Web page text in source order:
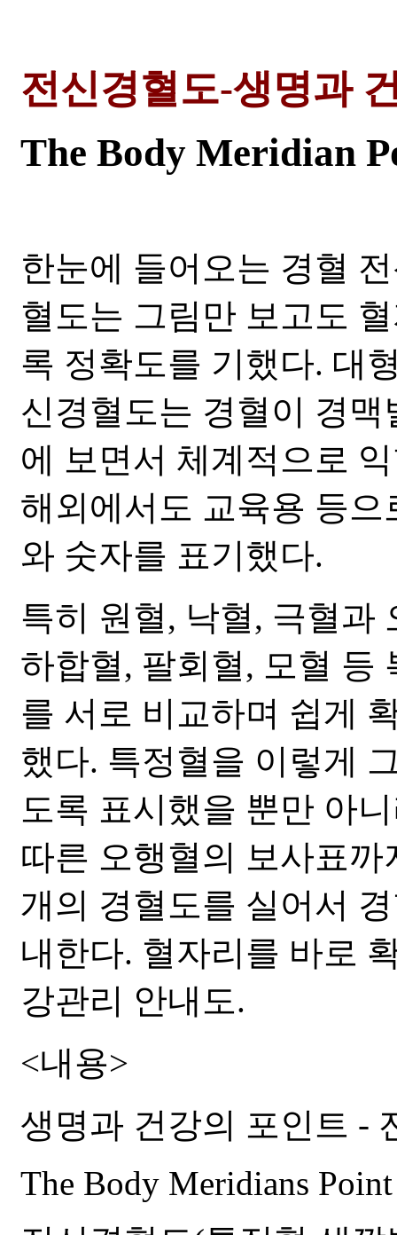
전신경혈도-생명과
The Body Meridian
한눈에 들어오는 경혈
혈도는 그림만 보고도
록 정확도를 기했다. 대
신경혈도는 경혈이 경
에 보면서 체계적으로
해외에서도 교육용 등
와 숫자를 표기했다.
특히 원혈, 낙혈, 극혈과
하합혈, 팔회혈, 모혈 등
를 서로 비교하며 쉽게
했다. 특정혈을 이렇게
도록 표시했을 뿐만 아
따른 오행혈의 보사표
개의 경혈도를 실어서
내한다. 혈자리를 바로
강관리 안내도.
<내용>
생명과 건강의 포인트 -
The Body Meridians Point